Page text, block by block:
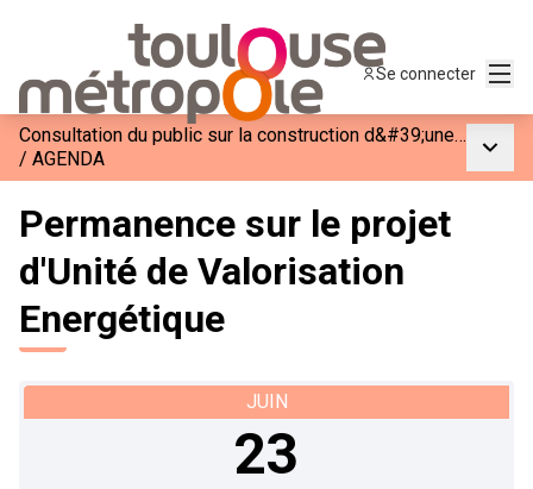
Se connecter
Consultation du public sur la construction d&#39;une Unité de Valorisation Énergétique
/ AGENDA
Permanence sur le projet
d'Unité de Valorisation
Energétique
JUIN
23